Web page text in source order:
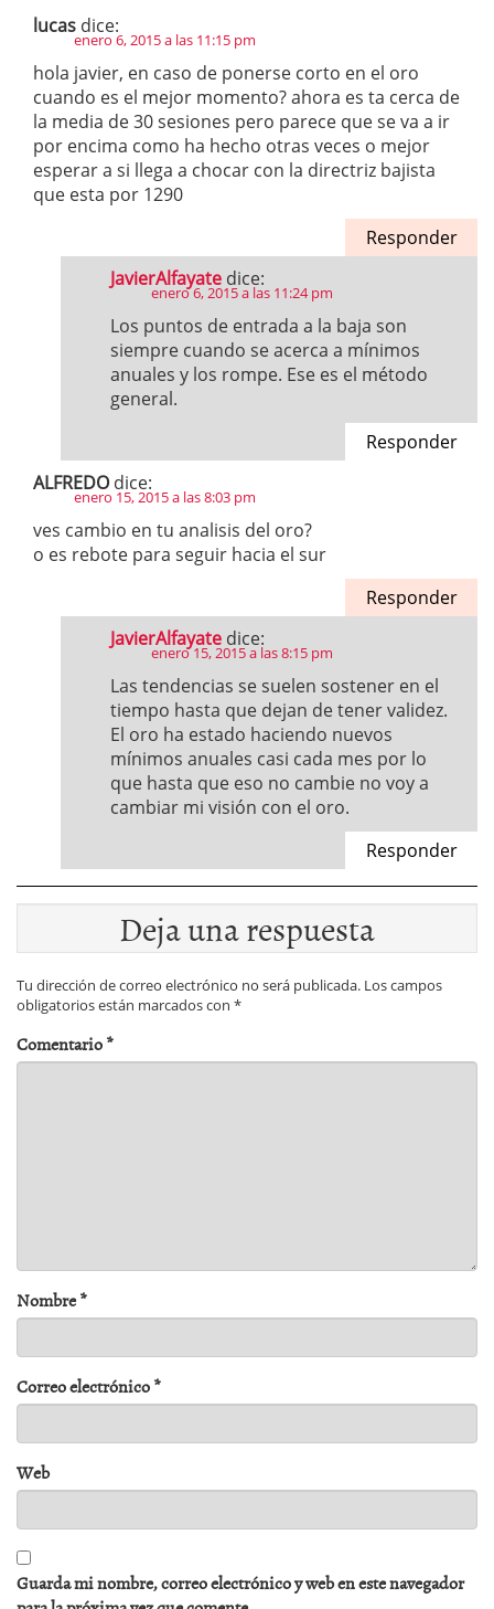
lucas dice:
enero 6, 2015 a las 11:15 pm
hola javier, en caso de ponerse corto en el oro
cuando es el mejor momento? ahora es ta cerca de
la media de 30 sesiones pero parece que se va a ir
por encima como ha hecho otras veces o mejor
esperar a si llega a chocar con la directriz bajista
que esta por 1290
Responder
JavierAlfayate dice:
enero 6, 2015 a las 11:24 pm
Los puntos de entrada a la baja son
siempre cuando se acerca a mínimos
anuales y los rompe. Ese es el método
general.
Responder
ALFREDO dice:
enero 15, 2015 a las 8:03 pm
ves cambio en tu analisis del oro?
o es rebote para seguir hacia el sur
Responder
JavierAlfayate dice:
enero 15, 2015 a las 8:15 pm
Las tendencias se suelen sostener en el
tiempo hasta que dejan de tener validez.
El oro ha estado haciendo nuevos
mínimos anuales casi cada mes por lo
que hasta que eso no cambie no voy a
cambiar mi visión con el oro.
Responder
Deja una respuesta
Tu dirección de correo electrónico no será publicada. Los campos
obligatorios están marcados con *
Comentario*
Nombre*
Correo electrónico*
Web
Guarda mi nombre, correo electrónico y web en este navegador